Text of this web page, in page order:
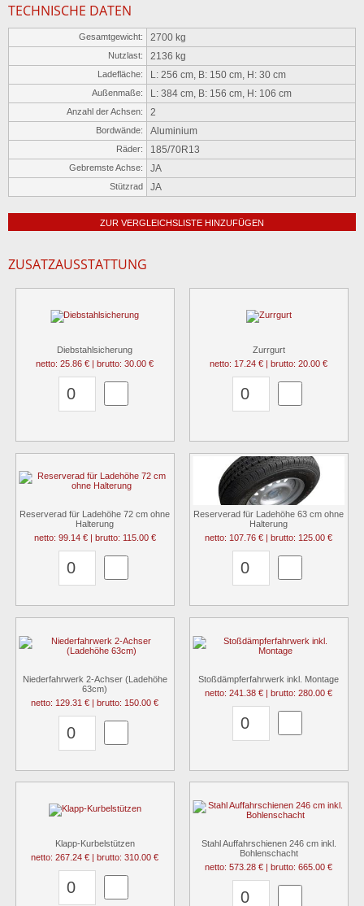
TECHNISCHE DATEN
Gesamtgewicht: 2700 kg
Nutzlast: 2136 kg
Ladefläche: L: 256 cm, B: 150 cm, H: 30 cm
Außenmaße: L: 384 cm, B: 156 cm, H: 106 cm
Anzahl der Achsen: 2
Bordwände: Aluminium
Räder: 185/70R13
Gebremste Achse: JA
Stützrad JA
ZUR VERGLEICHSLISTE HINZUFÜGEN
ZUSATZAUSSTATTUNG
Diebstahlsicherung
netto: 25.86 € | brutto: 30.00 €
Zurrgurt
netto: 17.24 € | brutto: 20.00 €
Reserverad für Ladehöhe 72 cm ohne
Halterung
netto: 99.14 € | brutto: 115.00 €
Reserverad für Ladehöhe 63 cm ohne
Halterung
netto: 107.76 € | brutto: 125.00 €
Niederfahrwerk 2-Achser (Ladehöhe
63cm)
netto: 129.31 € | brutto: 150.00 €
Stoßdämpferfahrwerk inkl. Montage
netto: 241.38 € | brutto: 280.00 €
Klapp-Kurbelstützen
netto: 267.24 € | brutto: 310.00 €
Stahl Auffahrschienen 246 cm inkl.
Bohlenschacht
netto: 573.28 € | brutto: 665.00 €